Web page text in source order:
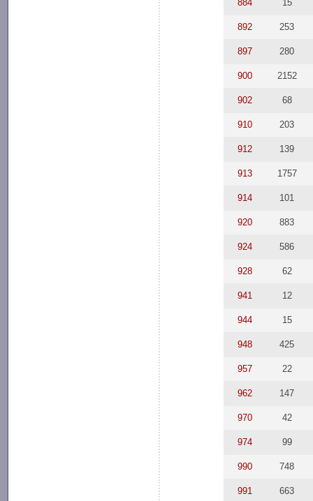
884 15
892 253
897 280
900 2152
902 68
910 203
912 139
913 1757
914 101
920 883
924 586
928 62
941 12
944 15
948 425
957 22
962 147
970 42
974 99
990 748
991 663